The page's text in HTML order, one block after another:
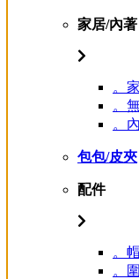
家居/內著
。
。
。
包包/皮夾
配件
。
。